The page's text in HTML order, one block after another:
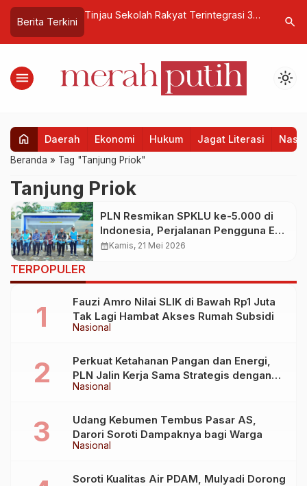
Berita Terkini
RS
Tinjau Sekolah Rakyat Terintegrasi 35
Semangat Belajar
Bio
Bandung
search
menu light_mode
home Daerah Ekonomi Hukum Jagat Literasi
Beranda » Tag "Tanjung Priok"
Tanjung Priok
PLN Resmikan SPKLU ke-5.000 di
Indonesia, Perjalanan Pengguna EV
Kini Makin Mudah dan Nyaman
calendar_monthKamis, 21 Mei 2026
TERPOPULER
Nasional
Fauzi Amro Nilai SLIK di Bawah Rp1 Juta
Tak Lagi Hambat Akses Rumah Subsidi
Nasional
Perkuat Ketahanan Pangan dan Energi,
PLN Jalin Kerja Sama Strategis dengan
Kementerian Kelautan dan Perikanan
Nasional
Udang Kebumen Tembus Pasar AS,
Darori Soroti Dampaknya bagi Warga
Soroti Kualitas Air PDAM, Mulyadi Dorong